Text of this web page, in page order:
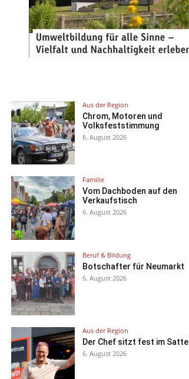
Aus der Region
Chrom, Motoren und
Volksfeststimmung
6. August 2026
Familie
Vom Dachboden auf den
Verkaufstisch
6. August 2026
Beruf & Bildung
Botschafter für Neumarkt
6. August 2026
Aus der Region
Der Chef sitzt fest im Sattel
6. August 2026